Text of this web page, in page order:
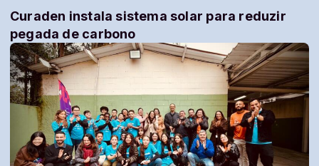
Curaden instala sistema solar para reduzir
pegada de carbono